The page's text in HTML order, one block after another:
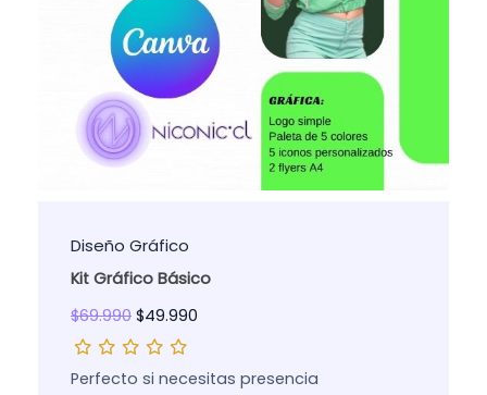
Diseño Gráfico
Kit Gráfico Básico
$69.990 $49.990
Perfecto si necesitas presencia